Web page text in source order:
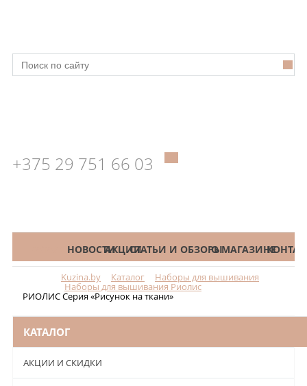
+375 29 751 66 03
КАТАЛОГНОВОСТИАКЦИИСТАТЬИ И ОБЗОРЫО МАГАЗИНЕ
Kuzina.by Каталог Наборы для вышивания
Наборы для вышивания Риолис
РИОЛИС Серия «Рисунок на ткани»
КАТАЛОГ
АКЦИИ И СКИДКИ